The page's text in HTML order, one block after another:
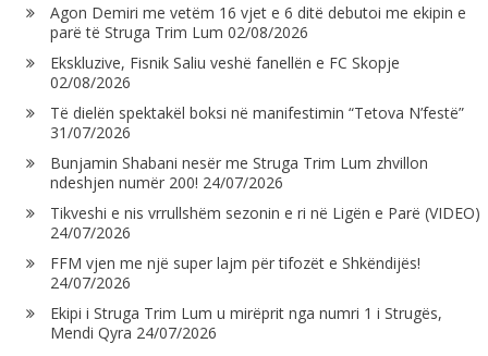
Agon Demiri me vetëm 16 vjet e 6 ditë debutoi me ekipin e
parë të Struga Trim Lum 02/08/2026
Ekskluzive, Fisnik Saliu veshë fanellën e FC Skopje
02/08/2026
Të dielën spektakël boksi në manifestimin “Tetova N’festë”
31/07/2026
Bunjamin Shabani nesër me Struga Trim Lum zhvillon
ndeshjen numër 200! 24/07/2026
Tikveshi e nis vrrullshëm sezonin e ri në Ligën e Parë (VIDEO)
24/07/2026
FFM vjen me një super lajm për tifozët e Shkëndijës!
24/07/2026
Ekipi i Struga Trim Lum u mirëprit nga numri 1 i Strugës,
Mendi Qyra 24/07/2026